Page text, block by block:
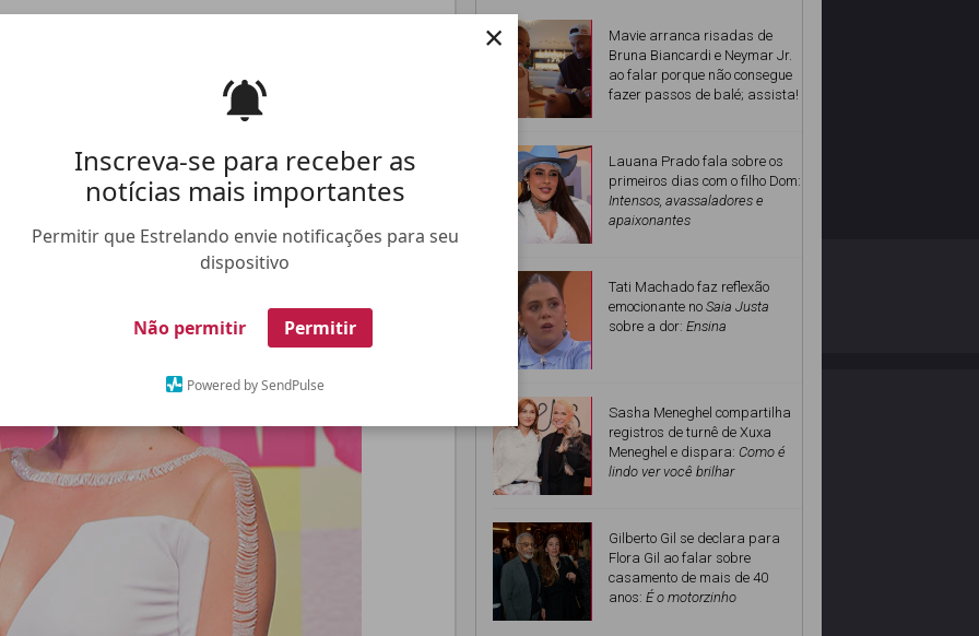
Inscreva-se para receber as
notícias mais importantes
Permitir que Estrelando envie notificações para seu
dispositivo
Não permitir Permitir
Powered by SendPulse
×
Mavie arranca risadas de
Bruna Biancardi e Neymar Jr.
ao falar porque não consegue
fazer passos de balé; assista!
Lauana Prado fala sobre os
primeiros dias com o filho Dom:
Intensos, avassaladores e
apaixonantes
Tati Machado faz reflexão
emocionante no Saia Justa
sobre a dor: Ensina
Sasha Meneghel compartilha
registros de turnê de Xuxa
Meneghel e dispara: Como é
lindo ver você brilhar
Gilberto Gil se declara para
Flora Gil ao falar sobre
casamento de mais de 40
anos: É o motorzinho
ANUNCIE NO ESTRELANDO TRABALHE NO ESTRELANDO
Desenvolvido por